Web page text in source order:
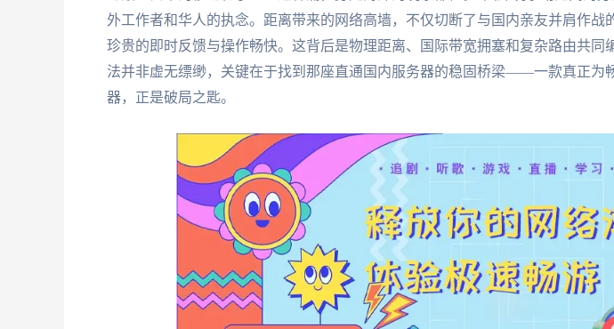
外工作者和华人的执念。距离带来的网络高墙，不仅切断了与国内亲友并肩作战
珍贵的即时反馈与操作畅快。这背后是物理距离、国际带宽拥塞和复杂路由共同
法并非虚无缥缈，关键在于找到那座直通国内服务器的稳固桥梁——一款真正为
器，正是破局之匙。